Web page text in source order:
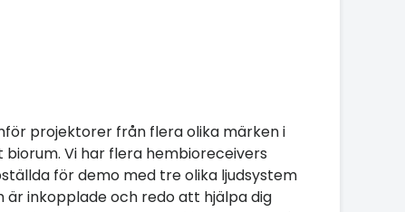
projektorer från flera olika märken i
biorum. Vi har flera hembioreceivers
för demo med tre olika ljudsystem
är inkopplade och redo att hjälpa dig